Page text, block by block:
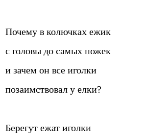
Почему в колючках ежик
с головы до самых ножек
и зачем он все иголки
позаимствовал у елки?
Берегут ежат иголки